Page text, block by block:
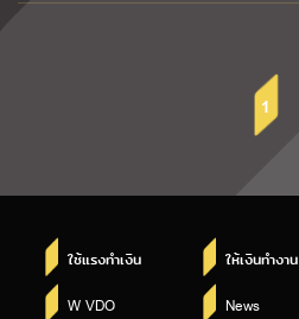
1
ใช้แรงทำเงิน ให้เงินทำงาน
W VDO News